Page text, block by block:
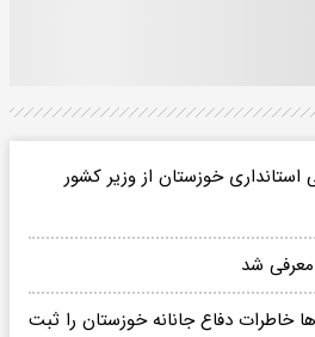
خوزستان از وزیر کشور
معرفی شد
خاطرات دفاع جانانه خوزستان را ثبت